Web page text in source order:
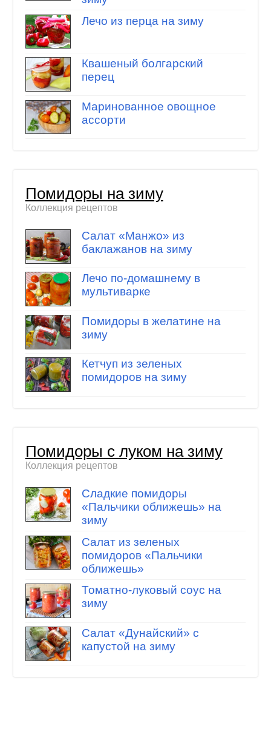
Лечо из перца на зиму
Квашеный болгарский
перец
Маринованное овощное
ассорти
Помидоры на зиму
Коллекция рецептов
Салат «Манжо» из
баклажанов на зиму
Лечо по-домашнему в
мультиварке
Помидоры в желатине на
зиму
Кетчуп из зеленых
помидоров на зиму
Помидоры с луком на зиму
Коллекция рецептов
Сладкие помидоры
«Пальчики оближешь» на
зиму
Салат из зеленых
помидоров «Пальчики
оближешь»
Томатно-луковый соус на
зиму
Салат «Дунайский» с
капустой на зиму